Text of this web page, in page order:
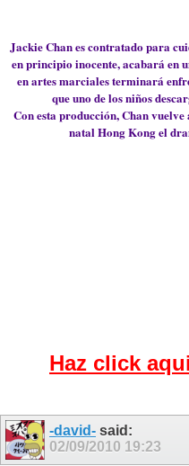
Jackie Chan es contratado para
en principio inocente, acabará en
en artes marciales terminará
que uno de los niños
Con esta producción, Chan vuelve
natal Hong Kong el
Haz click
-david- said:
02/09/2010 19:23